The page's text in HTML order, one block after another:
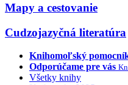
Mapy a cestovanie
Cudzojazyčná literatúra
Knihomoľský
Odporúčame pre vás
Všetky knihy